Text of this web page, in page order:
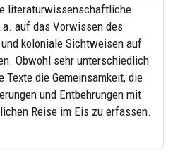
literaturwissenschaftliche
auf das Vorwissen des
koloniale Sichtweisen auf
Obwohl sehr unterschiedlich
Texte die Gemeinsamkeit, die
und Entbehrungen mit
Reise im Eis zu erfassen.